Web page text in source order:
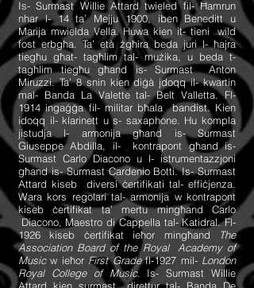
Is- Surmast Willie Attard twieled fil- Ħamrun
nhar l- 14 ta’ Mejju 1900, iben Beneditt u
Marija mwielda Vella. Huwa kien it- tieni
wild
fost erbgħa. Ta’ età żgħira beda juri l- ħajra
tiegħu għat- tagħlim tal- mużika, u beda t-
tagħlim tiegħu għand is- Surmast
Anton
Miruzzi. Ta’ 8 snin kien diġà jdoqq il- kwartin
mal- Banda La Valette tal- Belt Valletta.Fl-
1914 ingaġġa fil- militar bħala bandist. Kien
idoqq il- klarinett u s- saxaphone. Hu kompla
jistudja l- armonija għand is- Surmast
Giuseppe Abdilla, il-
kontrapont għand is-
Surmast Carlo Diacono u l- istrumentazzjoni
għand is- Surmast Cardenio Botti.Is- Surmast
Attard kiseb
diversi ċertifikati tal- effiċjenza.
Wara kors regolari tal- armonija w kontrapont
kiseb ċertifikat ta’ mertu mingħand Carlo
Diacono, Maestro di Cappella tal- Katidral. Fl-
1926 kiseb ċertifikat ieħor mingħand
The
Association Board of the Royal
Academy of
Musicw ieħor First Gradefl-1927 mil- London
Royal College of Music. Is- Surmast Willie